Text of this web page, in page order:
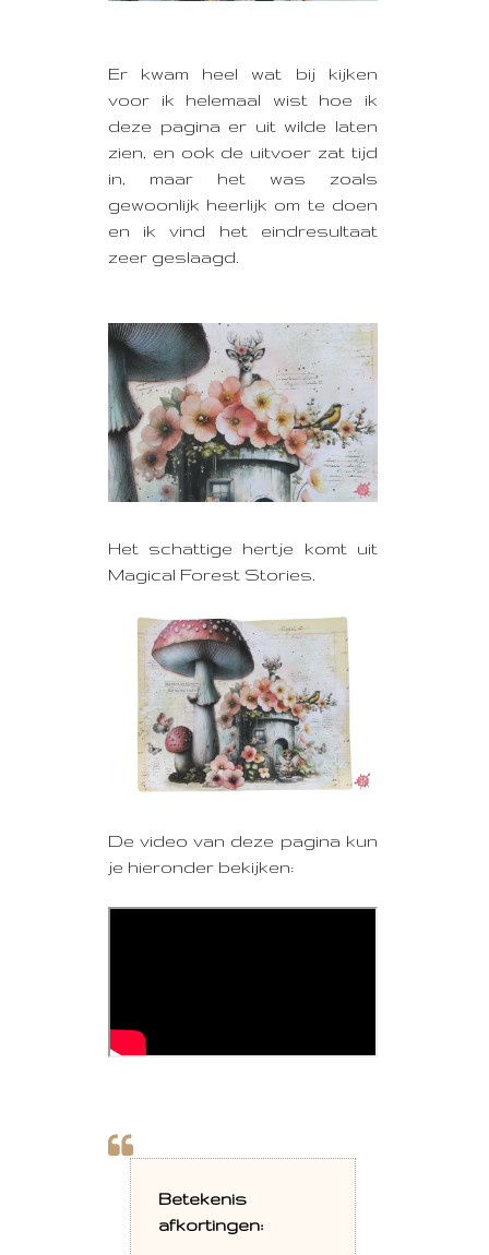
Er kwam heel wat bij kijken
voor ik helemaal wist hoe ik
deze pagina er uit wilde laten
zien, en ook de uitvoer zat tijd
in, maar het was zoals
gewoonlijk heerlijk om te doen
en ik vind het eindresultaat
zeer geslaagd.
Het schattige hertje komt uit
Magical Forest Stories.
De video van deze pagina kun
je hieronder bekijken:
Betekenis
afkortingen: